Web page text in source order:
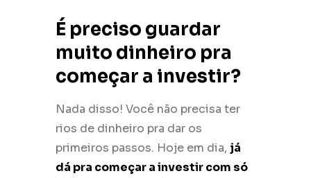
É preciso guardar
muito dinheiro pra
começar a investir?
Nada disso! Você não precisa ter
rios de dinheiro pra dar os
primeiros passos. Hoje em dia, já
dá pra começar a investir com só